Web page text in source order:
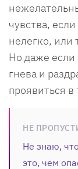
чувства,
нелегко, или
Но даже
гнева и
проявиться
НЕ
Не знаю,
это, чем